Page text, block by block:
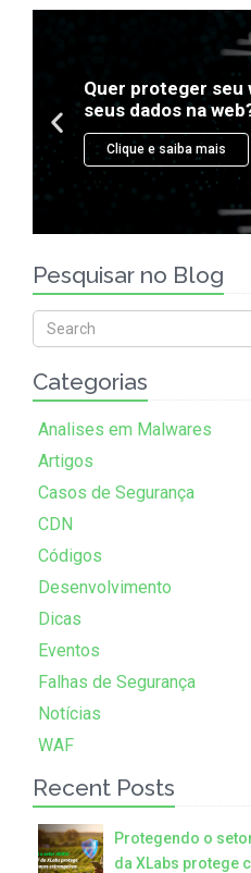
Pesquisar no Blog
Categorias
Analises em Malwares
Artigos
Casos de Segurança
CDN
Códigos
Desenvolvimento
Dicas
Eventos
Falhas de Segurança
Notícias
WAF
Recent Posts
Protegendo o
da XLabs protege